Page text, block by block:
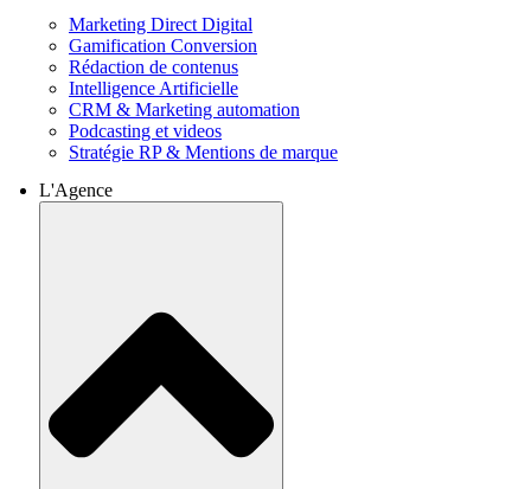
Marketing Direct Digital
Gamification Conversion
Rédaction de contenus
Intelligence Artificielle
CRM & Marketing automation
Podcasting et videos
Stratégie RP & Mentions de marque
L'Agence